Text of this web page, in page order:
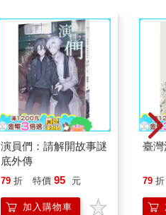
演員們：請解開故事謎
底外傳
79 折 特價 95 元
加入購物車
臺
79 折